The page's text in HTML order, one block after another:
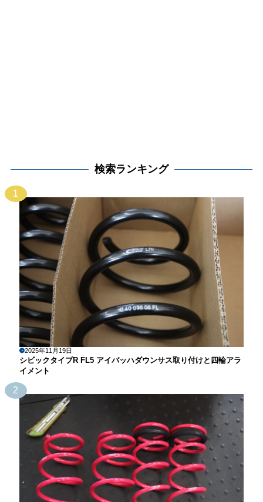
検索ランキング
1
2025年11月19日
シビックタイプR FL5 アイバッハダウンサス取り付けと四輪アラ
イメント
2